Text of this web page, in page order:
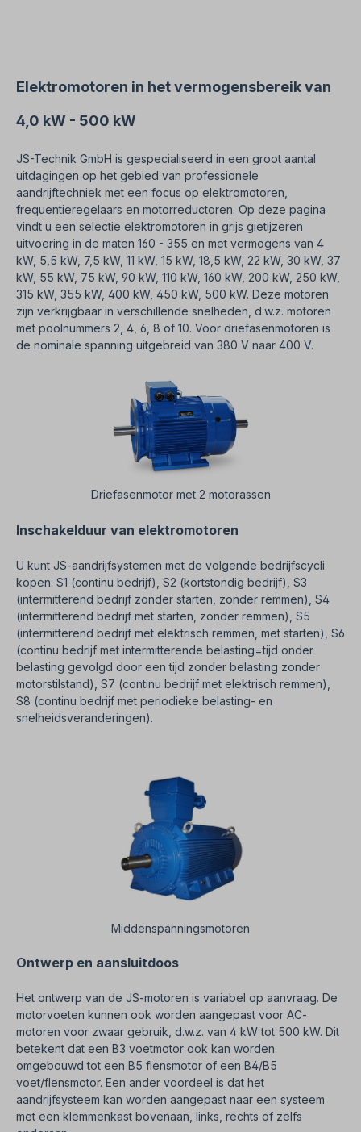
gekwalificeerd uit te voeren door gekwalificeerd
personeel. Stuur ons een aanvraag voor
productfoto's zijn vrijblijvende voorbeelden!
Elektromotoren in het vermogensbereik van
4,0 kW - 500 kW
JS-Technik GmbH is gespecialiseerd in een groot aantal
uitdagingen op het gebied van professionele
aandrijftechniek met een focus op elektromotoren,
frequentieregelaars en motorreductoren. Op deze pagina
vindt u een selectie elektromotoren in grijs gietijzeren
uitvoering in de maten 160 - 355 en met vermogens van 4
kW, 5,5 kW, 7,5 kW, 11 kW, 15 kW, 18,5 kW, 22 kW, 30 kW, 37
kW, 55 kW, 75 kW, 90 kW, 110 kW, 160 kW, 200 kW, 250 kW,
315 kW, 355 kW, 400 kW, 450 kW, 500 kW. Deze motoren
zijn verkrijgbaar in verschillende snelheden, d.w.z. motoren
met poolnummers 2, 4, 6, 8 of 10. Voor driefasenmotoren is
de nominale spanning uitgebreid van 380 V naar 400 V.
Driefasenmotor met 2 motorassen
Inschakelduur van elektromotoren
U kunt JS-aandrijfsystemen met de volgende bedrijfscycli
kopen: S1 (continu bedrijf), S2 (kortstondig bedrijf), S3
(intermitterend bedrijf zonder starten, zonder remmen), S4
(intermitterend bedrijf met starten, zonder remmen), S5
(intermitterend bedrijf met elektrisch remmen, met starten), S6
(continu bedrijf met intermitterende belasting=tijd onder
belasting gevolgd door een tijd zonder belasting zonder
motorstilstand), S7 (continu bedrijf met elektrisch remmen),
S8 (continu bedrijf met periodieke belasting- en
snelheidsveranderingen).
Middenspanningsmotoren
Ontwerp en aansluitdoos
Het ontwerp van de JS-motoren is variabel op aanvraag. De
motorvoeten kunnen ook worden aangepast voor AC-
motoren voor zwaar gebruik, d.w.z. van 4 kW tot 500 kW. Dit
betekent dat een B3 voetmotor ook kan worden
omgebouwd tot een B5 flensmotor of een B4/B5
voet/flensmotor. Een ander voordeel is dat het
aandrijfsysteem kan worden aangepast naar een systeem
met een klemmenkast bovenaan, links, rechts of zelfs